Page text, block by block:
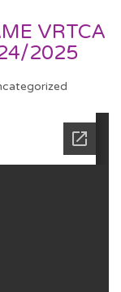
VRTCA
2025